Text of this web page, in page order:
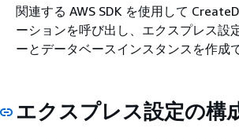
関連する AWS SDK を使用して
ーションを呼び出し、エクスプレス設
ーとデータベースインスタンスを作成
エクスプレス設定の構